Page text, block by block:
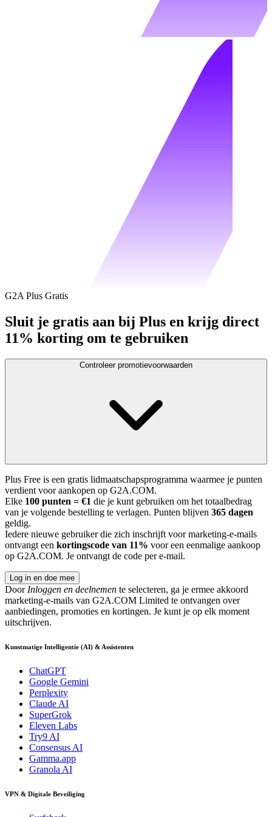
G2A Plus Gratis
Sluit je gratis aan bij Plus en krijg direct
11% korting om te gebruiken
Controleer promotievoorwaarden
Plus Free is een gratis lidmaatschapsprogramma waarmee je punten
verdient voor aankopen op G2A.COM.
Elke 100 punten = €1 die je kunt gebruiken om het totaalbedrag
van je volgende bestelling te verlagen. Punten blijven 365 dagen
geldig.
Iedere nieuwe gebruiker die zich inschrijft voor marketing-e-mails
ontvangt een kortingscode van 11% voor een eenmalige aankoop
op G2A.COM. Je ontvangt de code per e-mail.
Log in en doe mee
Door Inloggen en deelnemen te selecteren, ga je ermee akkoord
marketing-e-mails van G2A.COM Limited te ontvangen over
aanbiedingen, promoties en kortingen. Je kunt je op elk moment
uitschrijven.
Kunstmatige Intelligentie (AI) & Assistenten
ChatGPT
Google Gemini
Perplexity
Claude AI
SuperGrok
Eleven Labs
Try9 AI
Consensus AI
Gamma.app
Granola AI
VPN & Digitale Beveiliging